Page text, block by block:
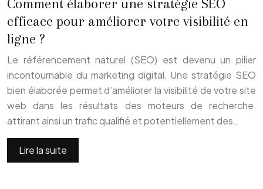
Comment élaborer une stratégie SEO
efficace pour améliorer votre visibilité en
ligne ?
Le référencement naturel (SEO) est devenu un pilier
incontournable du marketing digital. Une stratégie SEO
bien élaborée permet d’améliorer la visibilité de votre site
web dans les résultats des moteurs de recherche,
attirant ainsi un trafic qualifié et potentiellement des…
Lire la suite